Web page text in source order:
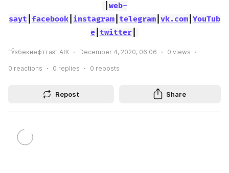
web-
sayt facebook instagram telegram vk.com YouTub
e| twitter|
“Ўзбекнефтгаз” АЖ December 4, 2020, 06:06 0 views
0 reactions 0 replies 0 reposts
Repost Share